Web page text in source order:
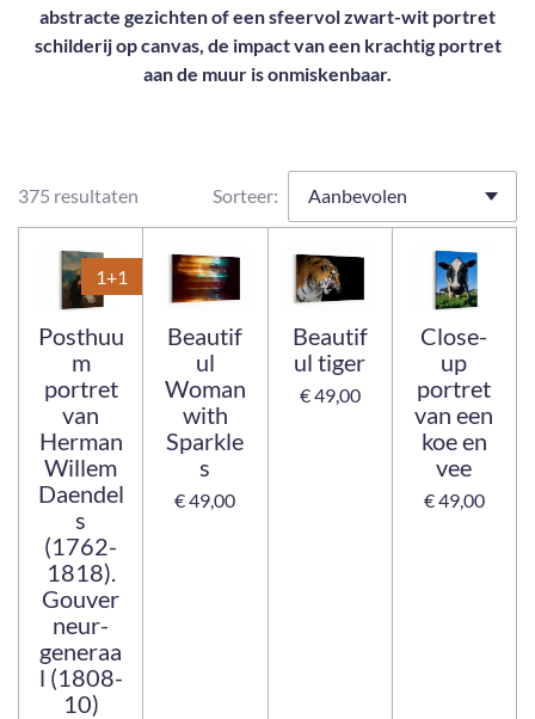
abstracte gezichten of een sfeervol zwart-wit portret
schilderij op canvas, de impact van een krachtig portret
aan de muur is onmiskenbaar.
375 resultaten Sorteer:
1+1
Posthuu
m
portret
van
Herman
Willem
Daendel
s
(1762-
1818).
Gouver
neur-
generaa
l (1808-
10)
Beautif
ul
Woman
with
Sparkle
s
€ 49,00
Beautif
ul tiger
€ 49,00
Close-
up
portret
van een
koe en
vee
€ 49,00